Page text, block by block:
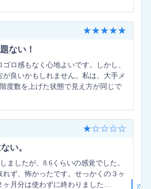
★★★★★
ない！
ロ感もなく心地よいです。しかし、
が良いかもしれません。私は、大手メ
度数を上げた状態で見え方が同じで
★☆☆☆☆
い。
ましたが、8.6くらいの感覚でした。
れず、怖かったです。せっかくの３ヶ
ヶ月分は使わずに終わりました…